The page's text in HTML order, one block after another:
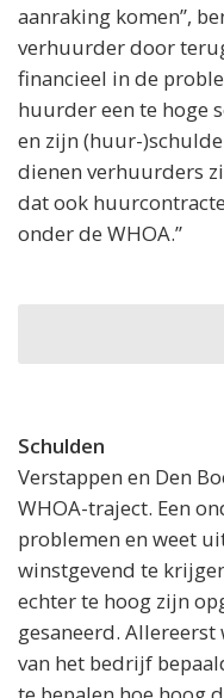
aanraking komen”,
verhuurder door
financieel in de
huurder een te hoge
en zijn (huur-
dienen verhuurders
dat ook
onder de WHOA.”
Schulden
Verstappen en Den
WHOA-traject. Een
problemen en weet
winstgevend te
echter te hoog zijn
gesaneerd.
van het bedrijf